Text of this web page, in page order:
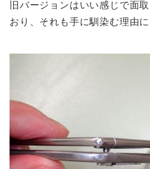
旧バージョンはいい感じで面
おり、それも手に馴染む理由